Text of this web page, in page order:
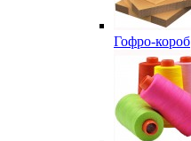
Гофро-короб